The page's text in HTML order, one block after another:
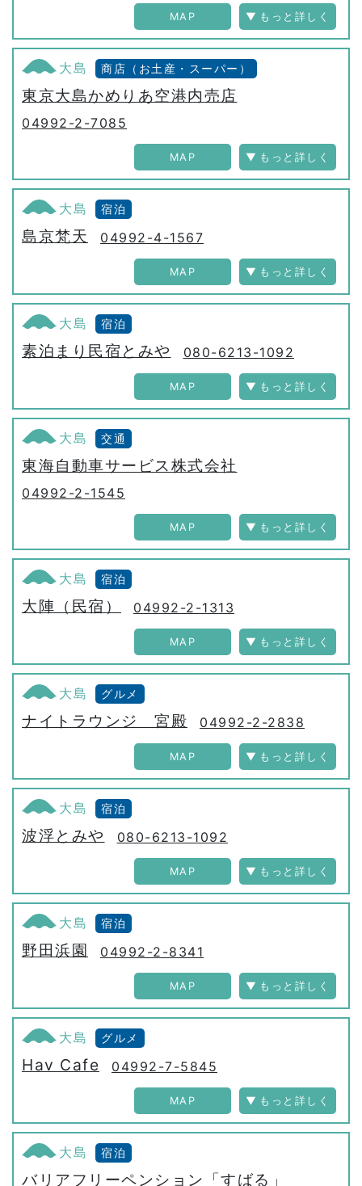
MAP
大島 商店（お土産・スーパー）
東京大島かめりあ空港内売店
04992-2-7085
MAP
大島 宿泊
島京梵天 04992-4-1567
MAP
大島 宿泊
素泊まり民宿とみや 080-6213-1092
MAP
大島 交通
東海自動車サービス株式会社
04992-2-1545
MAP
大島 宿泊
大陣（民宿） 04992-2-1313
MAP
大島 グルメ
ナイトラウンジ 宮殿 04992-2-2838
MAP
大島 宿泊
波浮とみや 080-6213-1092
MAP
大島 宿泊
野田浜園 04992-2-8341
MAP
大島 グルメ
Hav Cafe 04992-7-5845
MAP
大島 宿泊
バリアフリーペンション「すばる」